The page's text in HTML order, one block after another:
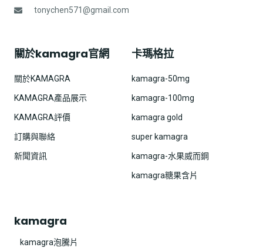
tonychen571@gmail.com
關於kamagra官網
關於KAMAGRA
KAMAGRA產品展示
KAMAGRA評價
訂購與聯絡
新聞資訊
卡瑪格拉
kamagra-50mg
kamagra-100mg
kamagra gold
super kamagra
kamagra-水果威而鋼
kamagra糖果含片
kamagra
kamagra泡騰片